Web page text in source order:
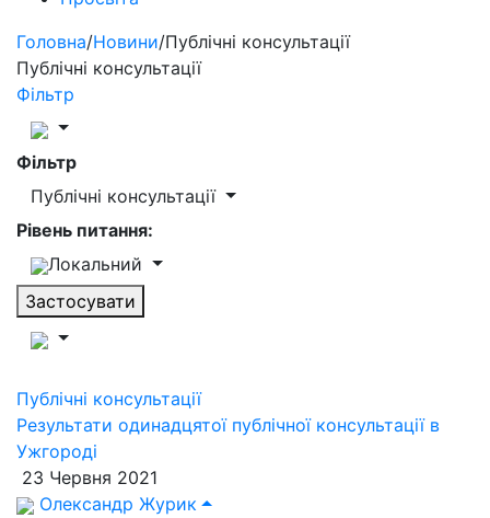
Головна/Новини/Публічні консультації
Публічні консультації
Фільтр
Фільтр
Публічні консультації
Рівень питання:
Локальний
Застосувати
Публічні консультації
Результати одинадцятої публічної консультації в
Ужгороді
23 Червня 2021
Олександр Журик